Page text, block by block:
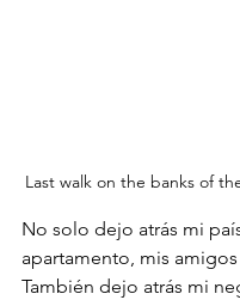
Last walk on the banks of
No solo dejo atrás mi
apartamento, mis
También dejo atrás mi